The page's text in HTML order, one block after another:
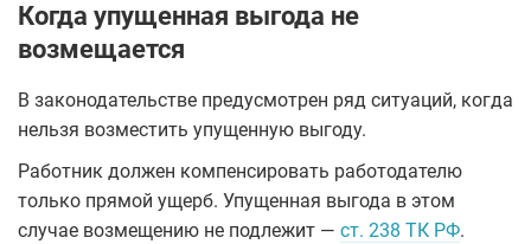
Когда упущенная выгода не
возмещается
В законодательстве предусмотрен ряд ситуаций, когда
нельзя возместить упущенную выгоду.
Работник должен компенсировать работодателю
только прямой ущерб. Упущенная выгода в этом
случае возмещению не подлежит — ст. 238 ТК РФ.